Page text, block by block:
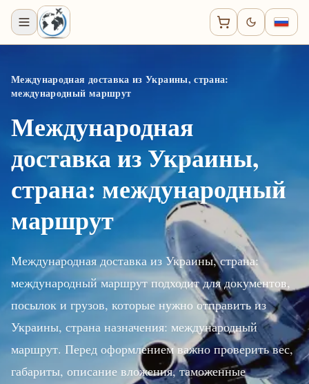
Международная доставка из Украины, страна:
международный маршрут
Международная
доставка из Украины,
страна: международный
маршрут
Международная доставка из Украины, страна:
международный маршрут подходит для документов,
посылок и грузов, которые нужно отправить из
Украины, страна назначения: международный
маршрут. Перед оформлением важно проверить вес,
габариты, описание вложения, таможенные